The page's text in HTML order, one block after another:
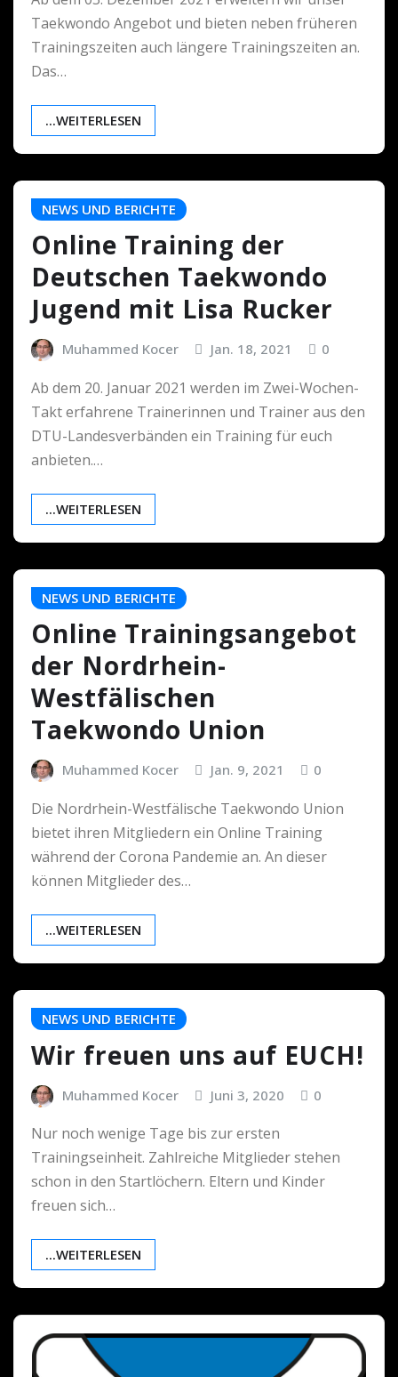
Taekwondo Angebot und bieten neben früheren
Trainingszeiten auch längere Trainingszeiten an.
Das…
...WEITERLESEN
NEWS UND BERICHTE
Online Training der
Deutschen Taekwondo
Jugend mit Lisa Rucker
Muhammed Kocer Jan. 18, 2021 0
Ab dem 20. Januar 2021 werden im Zwei-Wochen-
Takt erfahrene Trainerinnen und Trainer aus den
DTU-Landesverbänden ein Training für euch
anbieten.…
...WEITERLESEN
NEWS UND BERICHTE
Online Trainingsangebot
der Nordrhein-
Westfälischen
Taekwondo Union
Muhammed Kocer Jan. 9, 2021 0
Die Nordrhein-Westfälische Taekwondo Union
bietet ihren Mitgliedern ein Online Training
während der Corona Pandemie an. An dieser
können Mitglieder des…
...WEITERLESEN
NEWS UND BERICHTE
Wir freuen uns auf EUCH!
Muhammed Kocer Juni 3, 2020 0
Nur noch wenige Tage bis zur ersten
Trainingseinheit. Zahlreiche Mitglieder stehen
schon in den Startlöchern. Eltern und Kinder
freuen sich…
...WEITERLESEN